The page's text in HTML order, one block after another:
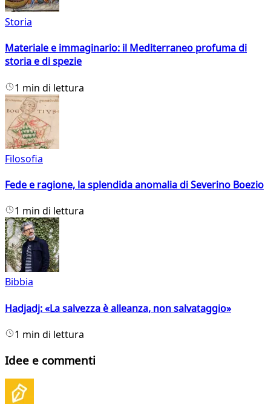
Storia
Materiale e immaginario: il Mediterraneo profuma di
storia e di spezie
1 min di lettura
Filosofia
Fede e ragione, la splendida anomalia di Severino Boezio
1 min di lettura
Bibbia
Hadjadj: «La salvezza è alleanza, non salvataggio»
1 min di lettura
Idee e commenti